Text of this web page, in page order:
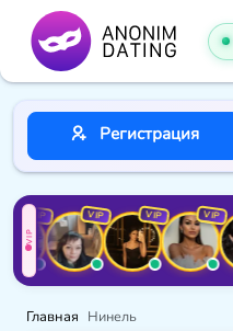
Регистрация
VIP
VIP VIP VIP
Главная Нинель